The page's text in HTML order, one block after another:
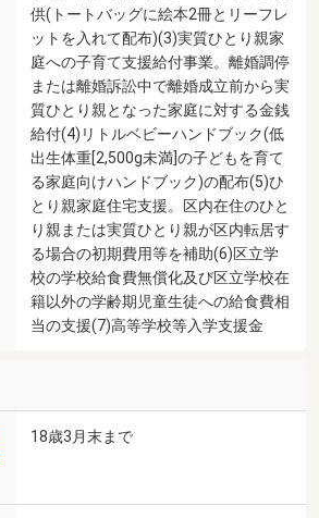
供(トートバッグに絵本2冊とリーフレ
ットを入れて配布)(3)実質ひとり親家
庭への子育て支援給付事業。離婚調停
または離婚訴訟中で離婚成立前から実
質ひとり親となった家庭に対する金銭
給付(4)リトルベビーハンドブック(低
出生体重[2,500g未満]の子どもを育て
る家庭向けハンドブック)の配布(5)ひ
とり親家庭住宅支援。区内在住のひと
り親または実質ひとり親が区内転居す
る場合の初期費用等を補助(6)区立学
校の学校給食費無償化及び区立学校在
籍以外の学齢期児童生徒への給食費相
当の支援(7)高等学校等入学支援金
18歳3月末まで